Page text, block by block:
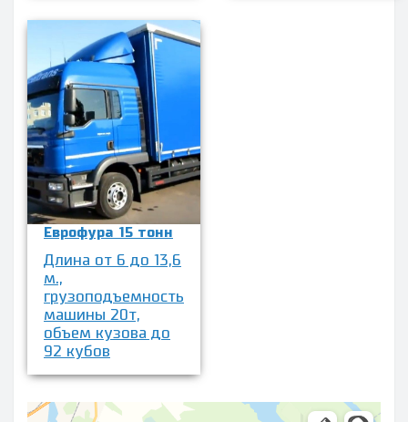
Еврофура 15 тонн
Длина от 6 до 13,6
м.,
грузоподъемность
машины 20т,
объем кузова до
92 кубов